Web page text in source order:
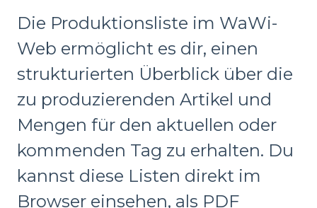
Die Produktionsliste im WaWi-
Web ermöglicht es dir, einen
strukturierten Überblick über die
zu produzierenden Artikel und
Mengen für den aktuellen oder
kommenden Tag zu erhalten. Du
kannst diese Listen direkt im
Browser einsehen, als PDF